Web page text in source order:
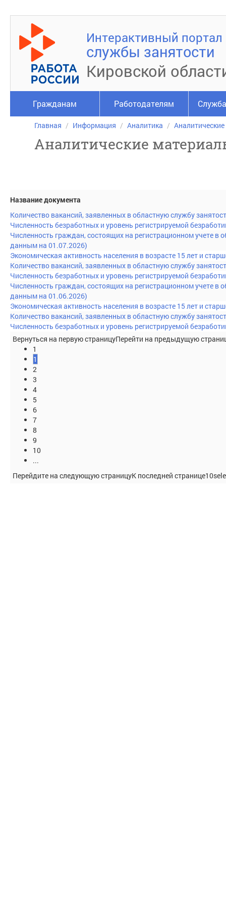
Интерактивный портал
службы занятости
Кировской
Гражданам Работодателям
Главная Информация Аналитика
Аналитические
Название документа
Количество вакансий, заявленных в областную службу
Численность безработных и уровень регистрируемой
Численность граждан, состоящих на регистрационном учете в
данным на 01.07.2026)
Экономическая активность населения в возрасте 15 лет и
Количество вакансий, заявленных в областную службу
Численность безработных и уровень регистрируемой
Численность граждан, состоящих на регистрационном учете в
данным на 01.06.2026)
Экономическая активность населения в возрасте 15 лет и
Количество вакансий, заявленных в областную службу
Численность безработных и уровень регистрируемой
Вернуться на первую страницуПерейти на предыдущую
1
1
2
3
4
5
6
7
8
9
10
...
Перейдите на следующую страницуК последней странице10